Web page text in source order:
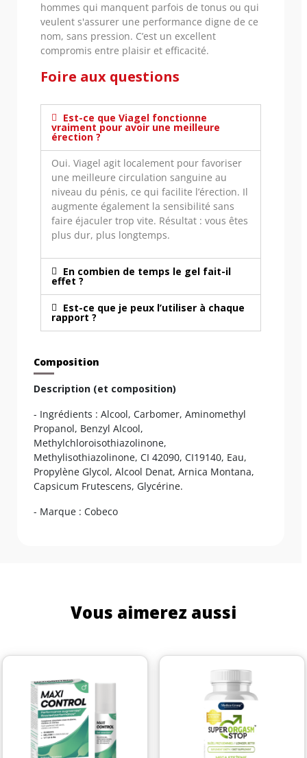
hommes qui manquent parfois de tonus ou qui
veulent s'assurer une performance digne de ce
nom, sans pression. C’est un excellent
compromis entre plaisir et efficacité.
Foire aux questions
Est-ce que Viagel fonctionne
vraiment pour avoir une meilleure
érection ?
Oui. Viagel agit localement pour favoriser
une meilleure circulation sanguine au
niveau du pénis, ce qui facilite l’érection. Il
augmente également la sensibilité sans
faire éjaculer trop vite. Résultat : vous êtes
plus dur, plus longtemps.
En combien de temps le gel fait-il
effet ?
Est-ce que je peux l’utiliser à chaque
rapport ?
Composition
Description (et composition)
- Ingrédients : Alcool, Carbomer, Aminomethyl
Propanol, Benzyl Alcool,
Methylchloroisothiazolinone,
Methylisothiazolinone, CI 42090, CI19140, Eau,
Propylène Glycol, Alcool Denat, Arnica Montana,
Capsicum Frutescens, Glycérine.
- Marque : Cobeco
Vous aimerez aussi